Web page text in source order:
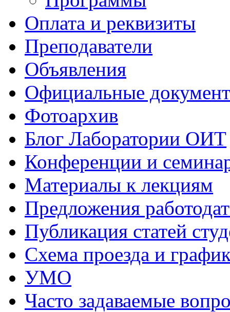
Оплата и реквизиты
Преподаватели
Объявления
Официальные
Фотоархив
Блог Лаборатории ОИТ
Конференции и
Материалы к лекциям
Предложения
Публикация статей
Схема проезда и
УМО
Часто задаваемые